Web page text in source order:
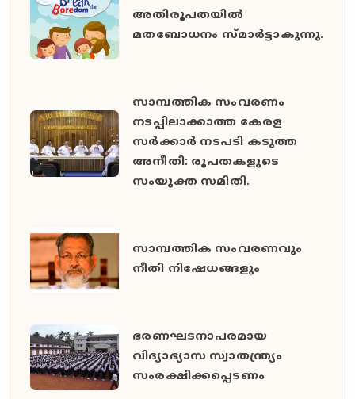
അതിരൂപതയില്‍
മതബോധനം സ്മാര്‍ട്ടാകുന്നു.
സാമ്പത്തിക സംവരണം
നടപ്പിലാക്കാത്ത കേരള
സർക്കാർ നടപടി കടുത്ത
അനീതി: രൂപതകളുടെ
സംയുക്ത സമിതി.
സാമ്പത്തിക സംവരണവും
നീതി നിഷേധങ്ങളും
ഭരണഘടനാപരമായ
വിദ്യാഭ്യാസ സ്വാതന്ത്ര്യം
സംരക്ഷിക്കപ്പെടണം